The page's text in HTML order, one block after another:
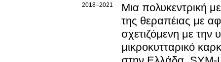
2018–2021
Μια πολυκεντρική
της θεραπέιας με
σχετιζόμενη με
μικροκυτταρικό